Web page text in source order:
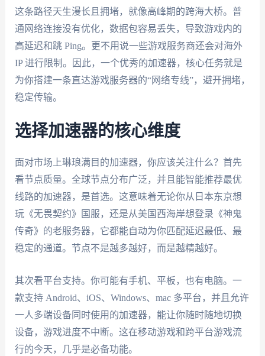
这条路径天生漫长且拥堵，就像高峰期的跨海大桥。普
通网络连接没有优化，数据包容易丢失，导致游戏内的
高延迟和跳 Ping。更不用说一些游戏服务商还会对海外
IP 进行限制。因此，一个优秀的加速器，核心任务就是
为你搭建一条直达游戏服务器的“网络专线”，避开拥堵，
稳定传输。
选择加速器的核心维度
面对市场上琳琅满目的加速器，你应该关注什么？首先
看节点质量。全球节点分布广泛，并且能智能推荐最优
线路的加速器，是首选。这意味着无论你从日本东京想
玩《无畏契约》国服，还是从美国西海岸想登录《神鬼
传奇》的老服务器，它都能自动为你匹配延迟最低、最
稳定的通道。节点不是越多越好，而是越精越好。
其次看平台支持。你可能有手机、平板，也有电脑。一
款支持 Android、iOS、Windows、mac 多平台，并且允许
一人多端设备同时使用的加速器，能让你随时随地切换
设备，游戏进度不中断。这在移动游戏和跨平台游戏流
行的今天，几乎是必备功能。